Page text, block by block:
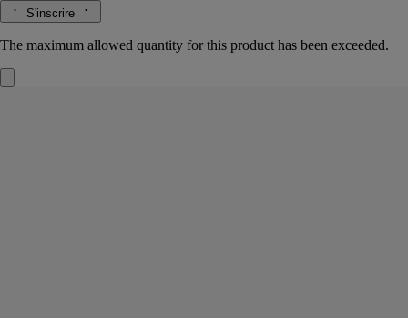
S'inscrire
The maximum allowed quantity for this product has been exceeded.